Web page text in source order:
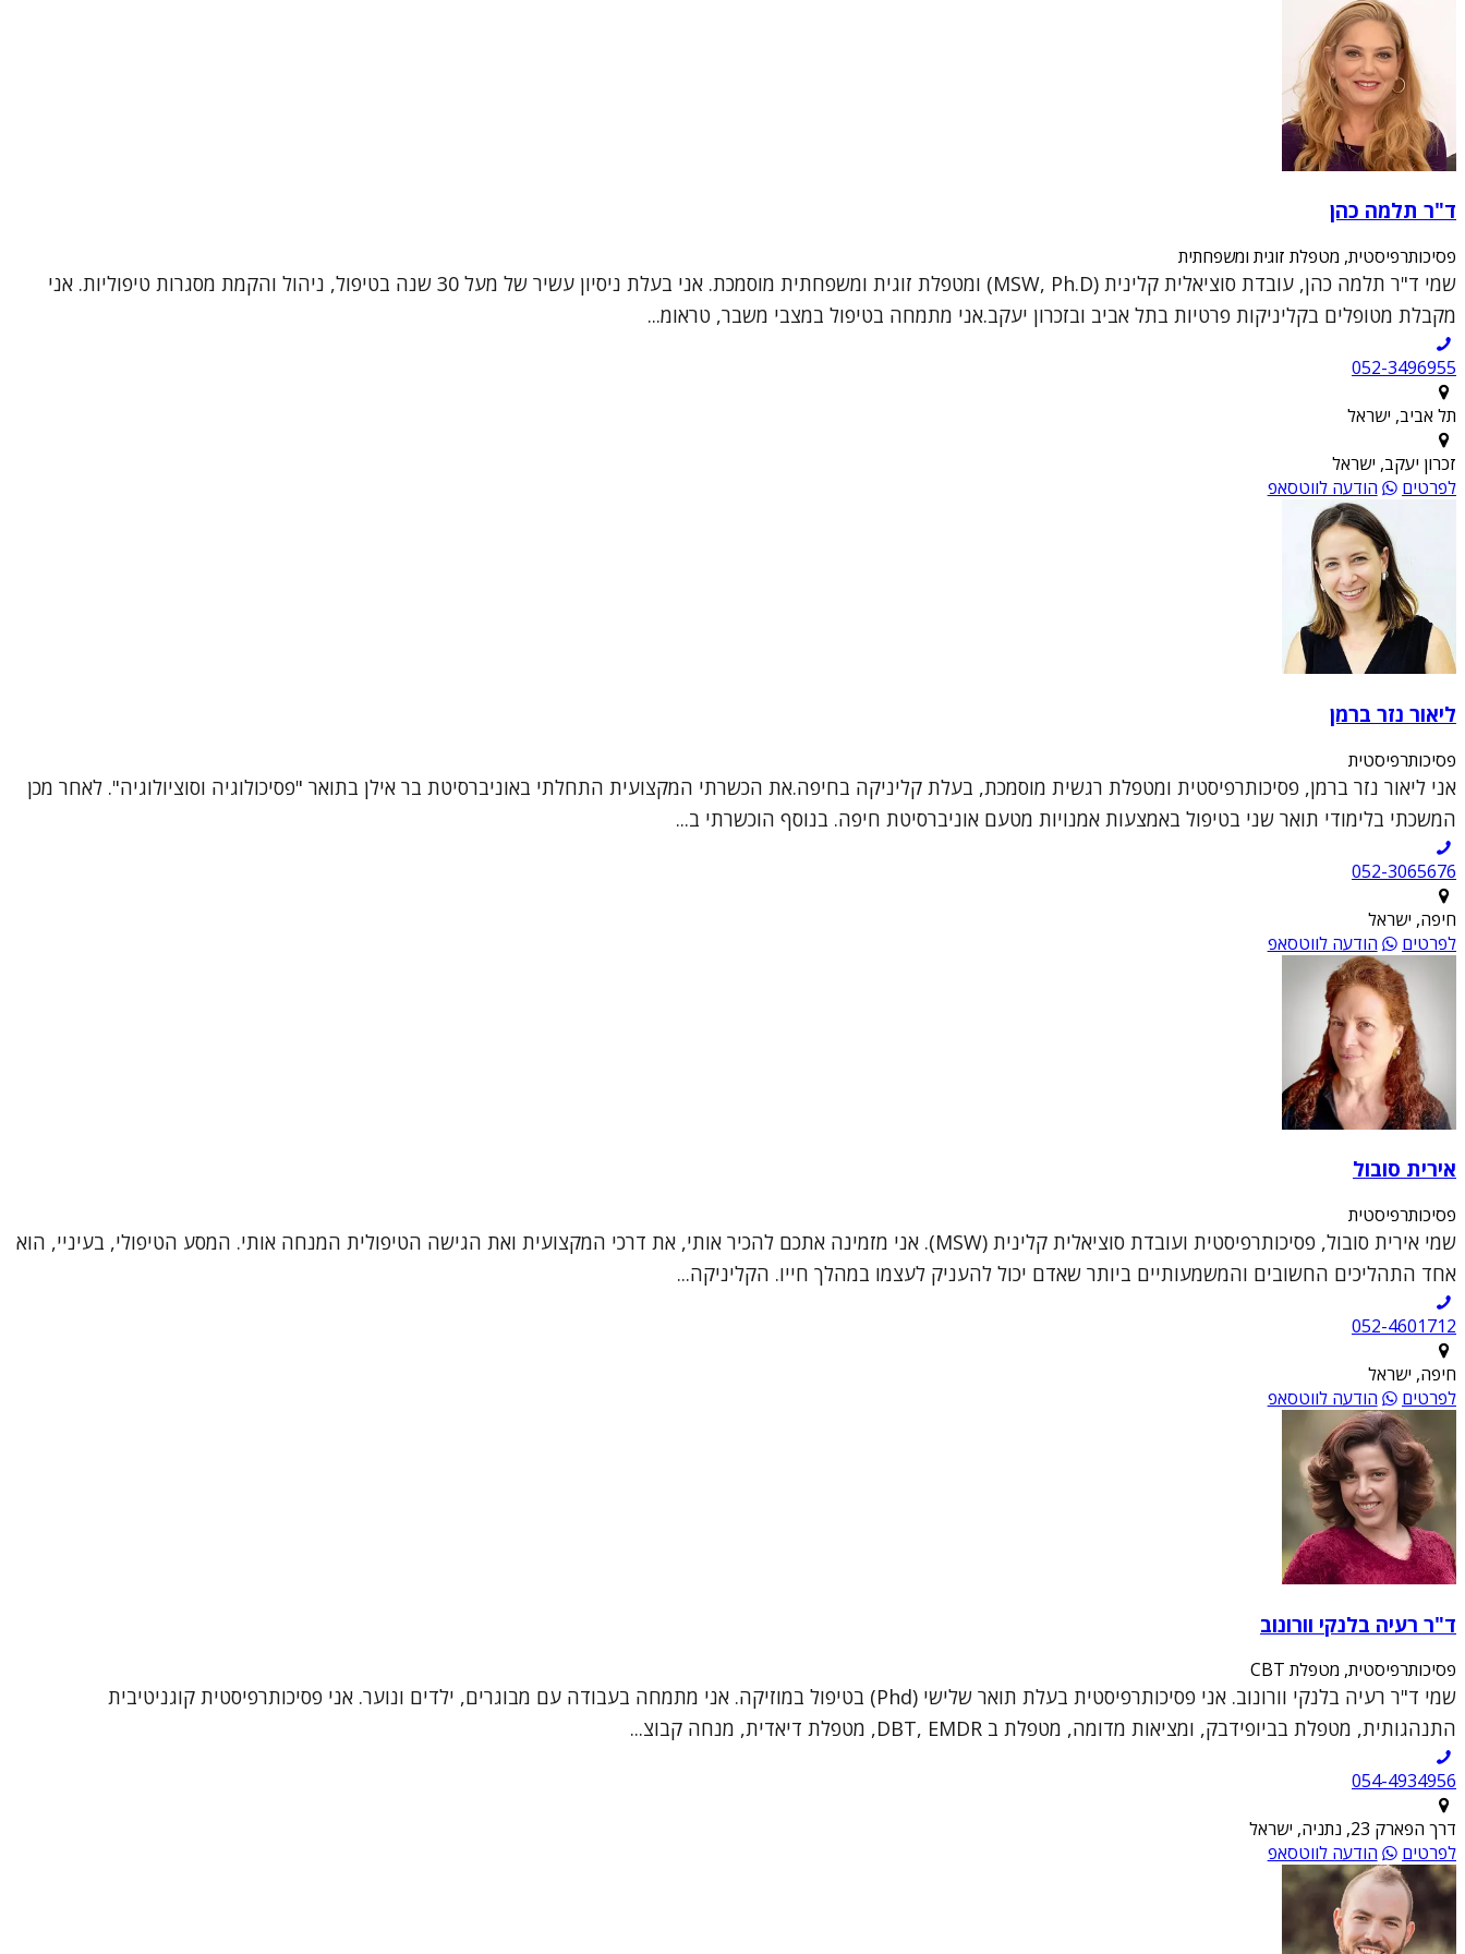
ד"ר תלמה כהן
פסיכותרפיסטית, מטפלת זוגית ומשפחתית
שמי ד"ר תלמה כהן, עובדת סוציאלית קלינית (MSW, Ph.D) ומטפלת זוגית ומשפחתית מוסמכת. אני בעלת ניסיון עשיר של מעל 30 שנה בטיפול, ניהול והקמת מסגרות טיפוליות. אני
מקבלת מטופלים בקליניקות פרטיות בתל אביב ובזכרון יעקב.אני מתמחה בטיפול במצבי משבר, טראומ...
052-3496955
תל אביב, ישראל
זכרון יעקב, ישראל
לפרטים
הודעה לווטסאפ
ליאור נזר ברמן
פסיכותרפיסטית
אני ליאור נזר ברמן, פסיכותרפיסטית ומטפלת רגשית מוסמכת, בעלת קליניקה בחיפה.את הכשרתי המקצועית התחלתי באוניברסיטת בר אילן בתואר "פסיכולוגיה וסוציולוגיה". לאחר מכן
המשכתי בלימודי תואר שני בטיפול באמצעות אמנויות מטעם אוניברסיטת חיפה. בנוסף הוכשרתי ב...
052-3065676
חיפה, ישראל
לפרטים
הודעה לווטסאפ
אירית סובול
פסיכותרפיסטית
שמי אירית סובול, פסיכותרפיסטית ועובדת סוציאלית קלינית (MSW). אני מזמינה אתכם להכיר אותי, את דרכי המקצועית ואת הגישה הטיפולית המנחה אותי. המסע הטיפולי, בעיניי, הוא
אחד התהליכים החשובים והמשמעותיים ביותר שאדם יכול להעניק לעצמו במהלך חייו. הקליניקה...
052-4601712
חיפה, ישראל
לפרטים
הודעה לווטסאפ
ד"ר רעיה בלנקי וורונוב
פסיכותרפיסטית, מטפלת CBT
שמי ד"ר רעיה בלנקי וורונוב. אני פסיכותרפיסטית בעלת תואר שלישי (Phd) בטיפול במוזיקה. אני מתמחה בעבודה עם מבוגרים, ילדים ונוער. אני פסיכותרפיסטית קוגניטיבית
התנהגותית, מטפלת בביופידבק, ומציאות מדומה, מטפלת ב DBT, EMDR, מטפלת דיאדית, מנחה קבוצ...
054-4934956
דרך הפארק 23, נתניה, ישראל
לפרטים
הודעה לווטסאפ